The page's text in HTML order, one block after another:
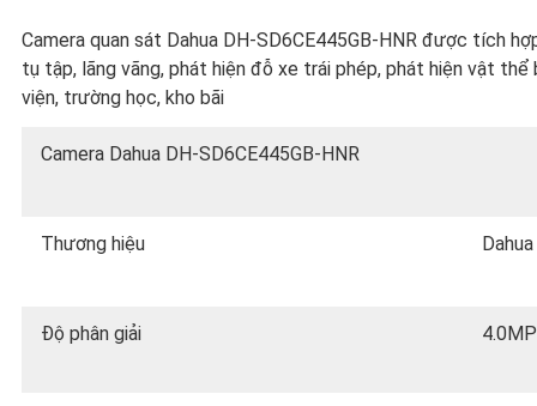
Camera quan sát Dahua DH-SD6CE445GB-HNR được tích
tụ tập, lãng vãng, phát hiện đỗ xe trái phép, phát hiện vật
viện, trường học, kho bãi
Camera Dahua DH-SD6CE445GB-HNR
Thương hiệu Dahua
Độ phân giải 4.0MP